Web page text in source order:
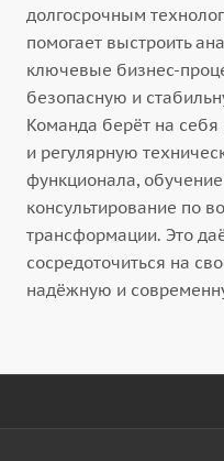
долгосрочным
помогает выстроить
ключевые бизнес-
безопасную и
Команда берёт на себя
и регулярную
функционала,
консультирование по
трансформации. Это
сосредоточиться на
надёжную и